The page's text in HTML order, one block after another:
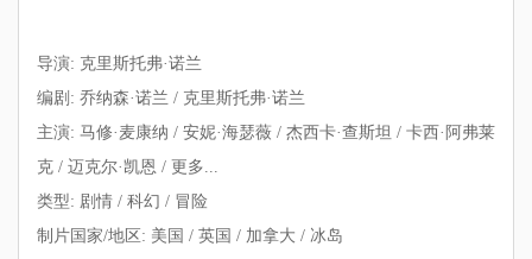
导演: 克里斯托弗·诺兰
编剧: 乔纳森·诺兰 / 克里斯托弗·诺兰
主演: 马修·麦康纳 / 安妮·海瑟薇 / 杰西卡·查斯坦 / 卡西·阿弗莱
克 / 迈克尔·凯恩 / 更多...
类型: 剧情 / 科幻 / 冒险
制片国家/地区: 美国 / 英国 / 加拿大 / 冰岛